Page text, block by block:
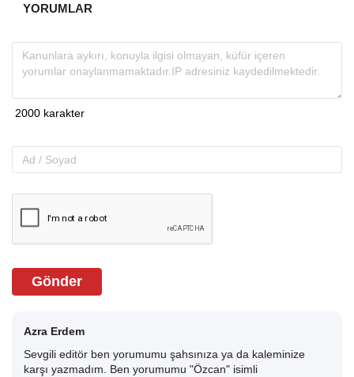
YORUMLAR
Gönder
Azra Erdem
Sevgili editör ben yorumumu şahsınıza ya da kaleminize
karşı yazmadım. Ben yorumumu "Özcan" isimli